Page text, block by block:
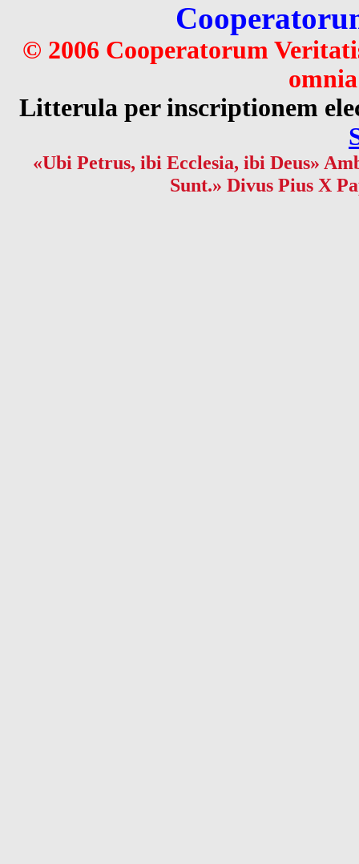
© 2006 Cooperatorum
Litterula per inscriptionem
«Ubi Petrus, ibi Ecclesia, ibi Deus»
Sunt.» Divus Pius X